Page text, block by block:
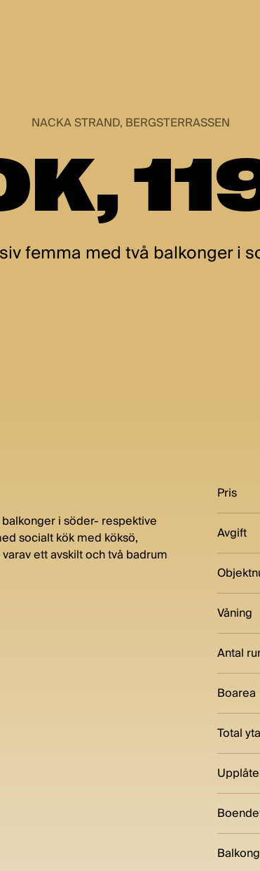
NACKA STRAND, BERGSTERRASSEN
femma med två balkonger i
i söder- respektive
socialt kök med köksö,
ett avskilt och två badrum
Pris
Avgift
Våning
Antal
Boarea
Total yta
Balkong